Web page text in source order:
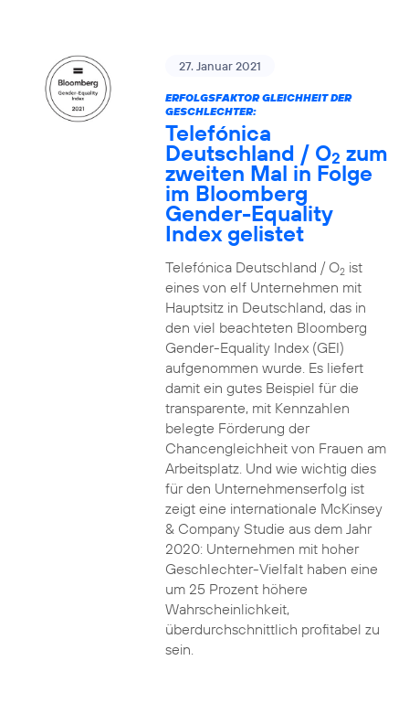
27. Januar 2021
ERFOLGSFAKTOR GLEICHHEIT DER
GESCHLECHTER:
Telefónica
Deutschland / O2 zum
zweiten Mal in Folge
im Bloomberg
Gender-Equality
Index gelistet
Telefónica Deutschland / O2ist
eines von elf Unternehmen mit
Hauptsitz in Deutschland, das in
den viel beachteten Bloomberg
Gender-Equality Index (GEI)
aufgenommen wurde. Es liefert
damit ein gutes Beispiel für die
transparente, mit Kennzahlen
belegte Förderung der
Chancengleichheit von Frauen am
Arbeitsplatz. Und wie wichtig dies
für den Unternehmenserfolg ist
zeigt eine internationale McKinsey
& Company Studie aus dem Jahr
2020: Unternehmen mit hoher
Geschlechter-Vielfalt haben eine
um 25 Prozent höhere
Wahrscheinlichkeit,
überdurchschnittlich profitabel zu
sein.